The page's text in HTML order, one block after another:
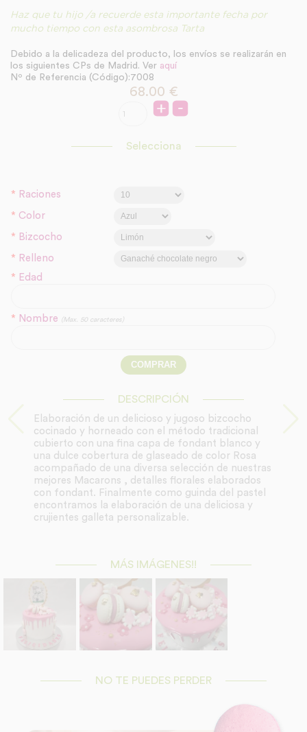
Haz que tu hijo /a recuerde esta importante fecha por
mucho tiempo con esta asombrosa Tarta
Debido a la delicadeza del producto, los envíos se realizarán en
los siguientes CPs de Madrid. Ver aquí
Nº de Referencia (Código):7008
68.00 €
Selecciona
* Raciones
* Color
* Bizcocho
* Relleno
* Edad
* Nombre (Max. 50 caracteres)
DESCRIPCIÓN
Elaboración de un delicioso y jugoso bizcocho
cocinado y horneado con el método tradicional
cubierto con una fina capa de fondant blanco y
una dulce cobertura de glaseado de color Rosa
acompañado de una diversa selección de nuestras
mejores Macarons , detalles florales elaborados
con fondant. Finalmente como guinda del pastel
encontramos la elaboración de una deliciosa y
crujientes galleta personalizable.
MÁS IMÁGENES!!
NO TE PUEDES PERDER